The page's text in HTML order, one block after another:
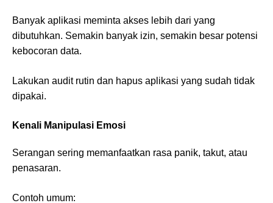
Banyak aplikasi meminta akses lebih dari yang
dibutuhkan. Semakin banyak izin, semakin besar potensi
kebocoran data.
Lakukan audit rutin dan hapus aplikasi yang sudah tidak
dipakai.
Kenali Manipulasi Emosi
Serangan sering memanfaatkan rasa panik, takut, atau
penasaran.
Contoh umum: